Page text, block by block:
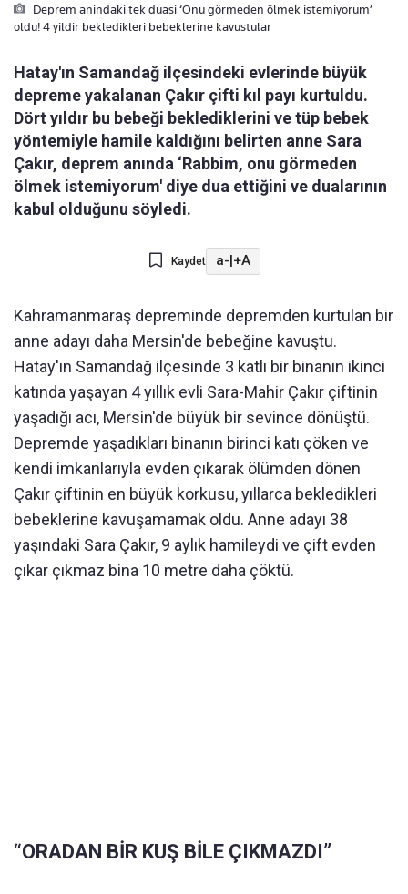
Deprem anindaki tek duasi ‘Onu görmeden ölmek istemiyorum’
oldu! 4 yildir bekledikleri bebeklerine kavustular
Hatay'ın Samandağ ilçesindeki evlerinde büyük
depreme yakalanan Çakır çifti kıl payı kurtuldu.
Dört yıldır bu bebeği beklediklerini ve tüp bebek
yöntemiyle hamile kaldığını belirten anne Sara
Çakır, deprem anında ‘Rabbim, onu görmeden
ölmek istemiyorum' diye dua ettiğini ve dualarının
kabul olduğunu söyledi.
Kaydet a-|+A
Kahramanmaraş depreminde depremden kurtulan bir
anne adayı daha Mersin'de bebeğine kavuştu.
Hatay'ın Samandağ ilçesinde 3 katlı bir binanın ikinci
katında yaşayan 4 yıllık evli Sara-Mahir Çakır çiftinin
yaşadığı acı, Mersin'de büyük bir sevince dönüştü.
Depremde yaşadıkları binanın birinci katı çöken ve
kendi imkanlarıyla evden çıkarak ölümden dönen
Çakır çiftinin en büyük korkusu, yıllarca bekledikleri
bebeklerine kavuşamamak oldu. Anne adayı 38
yaşındaki Sara Çakır, 9 aylık hamileydi ve çift evden
çıkar çıkmaz bina 10 metre daha çöktü.
“ORADAN BİR KUŞ BİLE ÇIKMAZDI”